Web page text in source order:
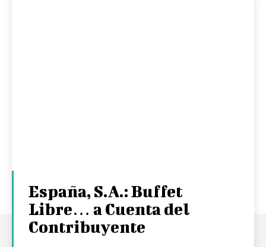
España, S.A.: Buffet
Libre… a Cuenta del
Contribuyente